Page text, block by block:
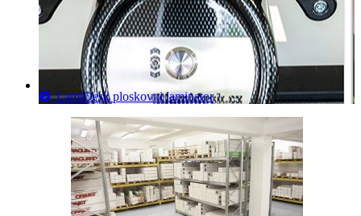
LamiDesk ploskovni laminator